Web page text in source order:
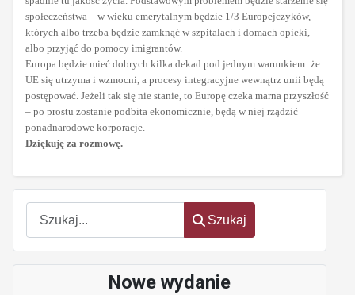
Szukaj
Szukaj
Nowe wydanie
społeczeństwa – w wieku emerytalnym będzie 1/3 Europejczyków,
których albo trzeba będzie zamknąć w szpitalach i domach opieki,
albo przyjąć do pomocy imigrantów.
Europa będzie mieć dobrych kilka dekad pod jednym warunkiem: że
UE się utrzyma i wzmocni, a procesy integracyjne wewnątrz unii będą
postępować. Jeżeli tak się nie stanie, to Europę czeka marna przyszłość
– po prostu zostanie podbita ekonomicznie, będą w niej rządzić
ponadnarodowe korporacje.
Dziękuję za rozmowę.